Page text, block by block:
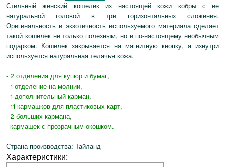
Стильный женский кошелек из настоящей кожи кобры с ее
натуральной головой в три горизонтальных сложения.
Оригинальность и экзотичность используемого материала сделает
такой кошелек не только полезным, но и по-настоящему необычным
подарком. Кошелек закрывается на магнитную кнопку, а изнутри
используется натуральная телячья кожа.
- 2 отделения для купюр и бумаг,
- 1 отделение на молнии,
- 1 дополнительный карман,
- 11 кармашков для пластиковых карт,
- 2 больших кармана,
- кармашек с прозрачным окошком.
Страна производства: Тайланд
Характеристики: